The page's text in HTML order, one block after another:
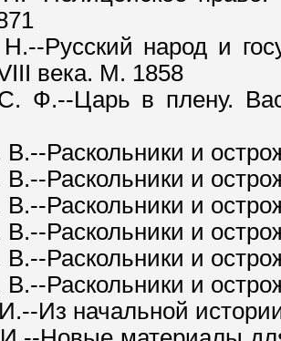
Русский народ и
века. М. 1858
Ф.--Царь в плену.
Раскольники и
Раскольники и
Раскольники и
Раскольники и
Раскольники и
Раскольники и
Из начальной